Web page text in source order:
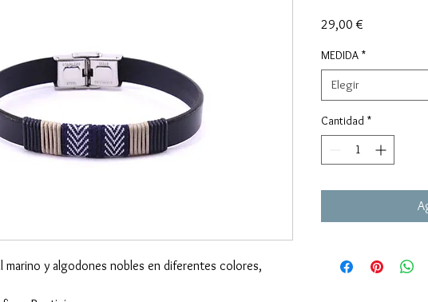
marino y algodones nobles en diferentes colores,
29,00 €
MEDIDA *
Elegir
Cantidad *